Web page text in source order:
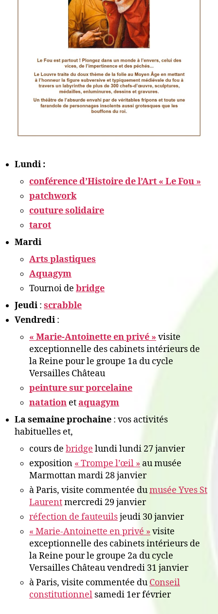
Lundi :
conférence d’Histoire de l’Art « Le Fou »
patchwork
couture solidaire
tarot
Mardi
Arts plastiques
Aquagym
Tournoi de bridge
Jeudi : scrabble
Vendredi :
« Marie-Antoinette en privé » visite
exceptionnelle des cabinets intérieurs de
la Reine pour le groupe 1a du cycle
Versailles Château
peinture sur porcelaine
natation etaquagym
La semaine prochaine : vos activités
habituelles et,
cours de bridge lundi lundi 27 janvier
exposition « Trompe l’œil » au musée
Marmottan mardi 28 janvier
à Paris, visite commentée dumusée Yves St
Laurentmercredi 29 janvier
réfection de fauteuilsjeudi 30 janvier
« Marie-Antoinette en privé » visite
exceptionnelle des cabinets intérieurs de
la Reine pour le groupe 2a du cycle
Versailles Château vendredi 31 janvier
à Paris, visite commentée du Conseil
constitutionnel samedi 1er février